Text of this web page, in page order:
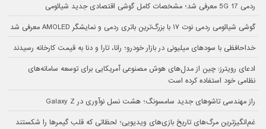
ردمی 17 5G معرفی شد؛ مشخصات کامل گوشی اقتصادی جدید شیائومی
گوشی شیائومی ردمی نوت ۱۷ با بزرگ‌ترین باتری ردمی و نمایشگر AMOLED معرفی شد
خداحافظی با سودهای میلیونی در بازار خودرو؛ رانا، تارا و دنا به قیمت کارخانه رسیدند
ادعای رویترز: چین از مدل‌های هوش مصنوعی آمریکایی برای توسعه سامانه‌های
نظامی خود استفاده کرده است
راز مهندسی تاشوهای جدید سامسونگ؛ هشت نسل نوآوری در Galaxy Z
غم‌انگیزترین مرگ‌های تاریخ بازی‌های ویدیویی؛ لحظاتی که قلب گیمرها را شکستند